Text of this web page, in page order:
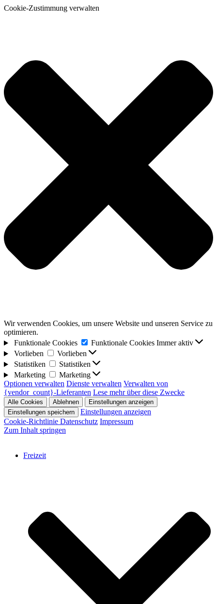
Cookie-Zustimmung verwalten
Wir verwenden Cookies, um unsere Website und unseren Service zu
optimieren.
Funktionale Cookies
Funktionale Cookies Immer aktiv
Vorlieben
Vorlieben
Statistiken
Statistiken
Marketing
Marketing
Optionen verwalten Dienste verwalten Verwalten von
{vendor_count}-Lieferanten Lese mehr über diese Zwecke
Alle Cookies Ablehnen
Einstellungen anzeigen
Einstellungen speichern
Einstellungen anzeigen
Cookie-Richtlinie Datenschutz Impressum
Zum Inhalt springen
Freizeit